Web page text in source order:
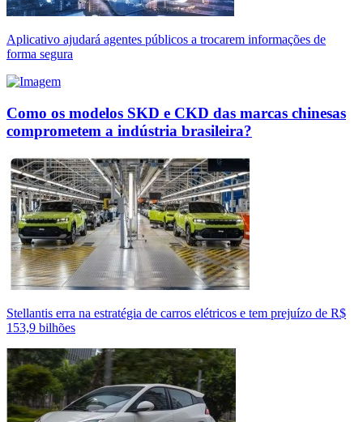
Aplicativo ajudará agentes públicos a trocarem informações de
forma segura
Como os modelos SKD e CKD das marcas chinesas
comprometem a indústria brasileira?
Stellantis erra na estratégia de carros elétricos e tem prejuízo de R$
153,9 bilhões